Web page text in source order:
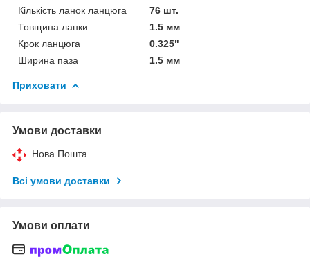
Кількість ланок ланцюга
76 шт.
Товщина ланки
1.5 мм
Крок ланцюга
0.325"
Ширина паза
1.5 мм
Приховати
Умови доставки
Нова Пошта
Всі умови доставки
Умови оплати